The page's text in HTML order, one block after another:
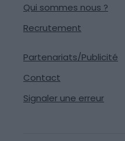
Qui sommes nous ?
Recrutement
Partenariats/Publicité
Contact
Signaler une erreur